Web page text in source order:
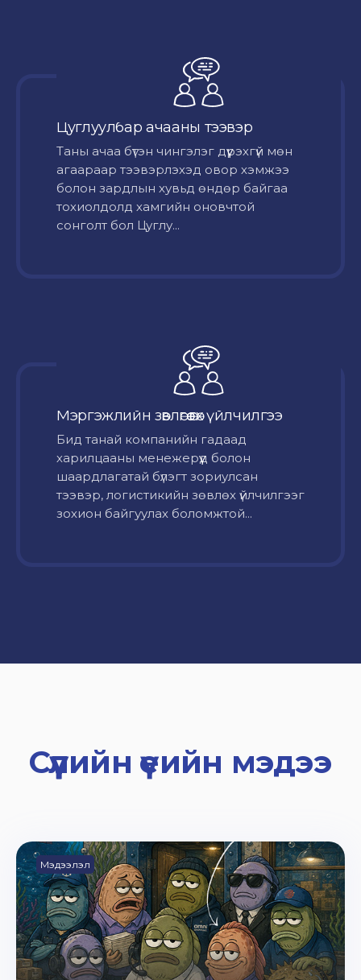
Цуглуулбар ачааны тээвэр
Таны ачаа бүтэн чингэлэг дүүрэхгүй мөн
агаараар тээвэрлэхэд овор хэмжээ
болон зардлын хувьд өндөр байгаа
тохиолдолд хамгийн оновчтой
сонголт бол Цуглу...
Мэргэжлийн зөвлөгөө өгөх үйлчилгээ
Бид танай компанийн гадаад
харилцааны менежерүүд болон
шаардлагатай бүлэгт зориулсан
тээвэр, логистикийн зөвлөх үйлчилгээг
зохион байгуулах боломжтой...
Сүүлийн үеийн мэдээ
Мэдээлэл